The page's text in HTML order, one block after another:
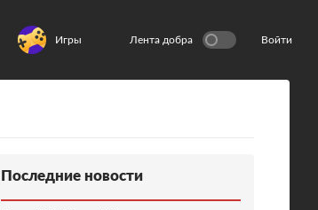
Игры Лента добра Войти
Последние новости